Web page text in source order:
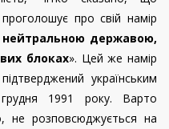
про свій намір
нейтральною державою,
блоках». Цей же намір
українським
1991 року. Варто
не розповсюджується на